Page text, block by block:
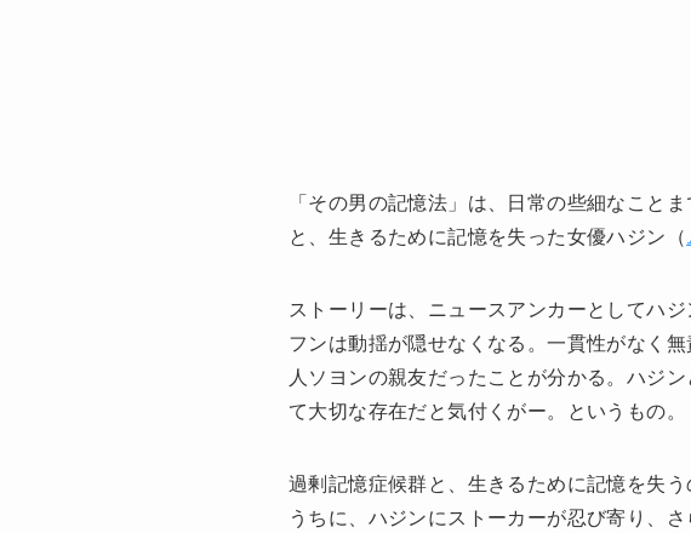
「その男の記憶法」は、日常の些細なこと
と、生きるために記憶を失った女優ハジン（
ストーリーは、ニュースアンカーとしてハ
フンは動揺が隠せなくなる。一貫性がなく
人ソヨンの親友だったことが分かる。ハジ
て大切な存在だと気付くがー。というもの。
過剰記憶症候群と、生きるために記憶を失
うちに、ハジンにストーカーが忍び寄り、